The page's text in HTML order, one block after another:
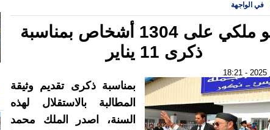
في الواجهة
عفو ملكي على 1304 أشخاص بمناسبة
ذكرى 11 يناير
بمناسبة ذكرى تقديم وثيقة
المطالبة بالاستقلال لهذه
السنة، اصدر الملك محمد